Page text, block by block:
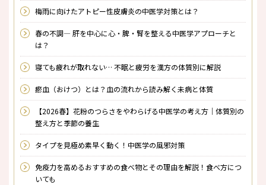
梅雨に向けたアトピー性皮膚炎の中医学対策とは？
春の不調― 肝を中心に心・脾・腎を整える中医学アプローチと
は？
寝ても疲れが取れない… 不眠と疲労を漢方の体質別に解説
瘀血（おけつ）とは？――血の流れから読み解く未病と体質
【2026春】花粉のつらさをやわらげる中医学の考え方｜体質別の
整え方と季節の養生
タイプを見極め素早く動く！中医学の風邪対策
免疫力を高めるおすすめの食べ物とその理由を解説！食べ方につ
いても